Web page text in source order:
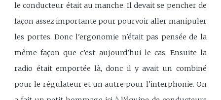
le conducteur était au manche. Il devait se pencher de
façon assez importante pour pourvoir aller manipuler
les portes. Donc l'ergonomie n'était pas pensée de la
même façon que c’est aujourd’hui le cas. Ensuite la
radio était emportée là, donc il y avait un combiné
pour le régulateur et un autre pour l'interphonie. On